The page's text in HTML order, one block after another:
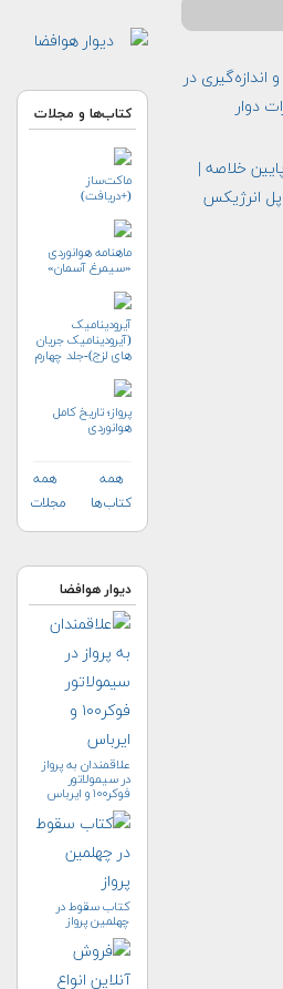
کتاب‌ها و مجلات
ماکت‌ساز
(+دریافت)
ماهنامه هوانوردی
«سیمرغ آسمان»
آیرودینامیک
(آیرودینامیک جریان
های لزج)-جلد چهارم
پرواز؛ تاریخ کامل
هوانوردی
همه
کتاب‌ها
همه
مجلات
دیوار هوافضا
علاقمندان به پرواز
در سیمولاتور
فوکر۱۰۰ و ایرباس
كتاب سقوط در
چهلمين پرواز